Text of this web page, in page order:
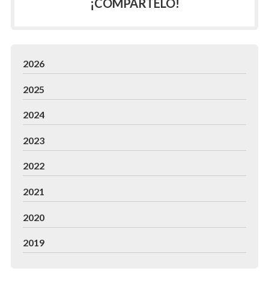
¡COMPÁRTELO!
2026
2025
2024
2023
2022
2021
2020
2019